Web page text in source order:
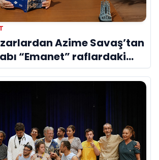
Azime Savaş’tan
“Emanet” raflardaki